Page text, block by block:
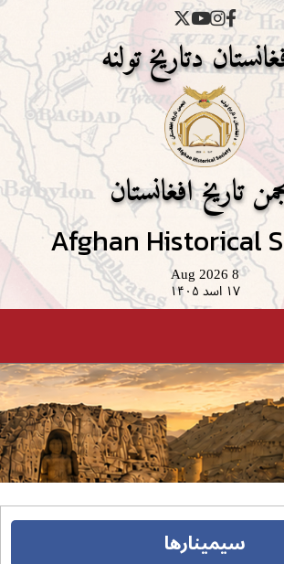
دتاریخ تولنه
تاریخ افغانستان
Afghan Historical
8 Aug 2026
۱۷ اسد ۱۴۰۵
سیمینارها